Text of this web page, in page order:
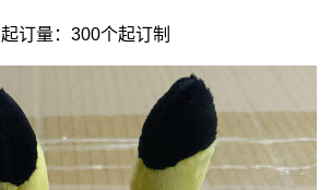
起订量：300个起订制